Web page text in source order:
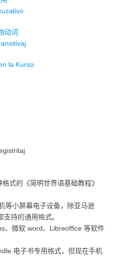
动词
la Kurso
式的《简明世界语基础教程》
等小屏幕电子设备，除亚马逊
持的通用格式。
、微软 word、Libreoffice 等软件
电子书专用格式，但现在手机